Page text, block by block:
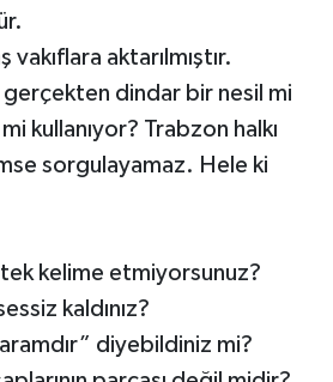
vakıflara aktarılmıştır.
gerçekten dindar bir nesil mi
kullanıyor? Trabzon halkı
sorgulayamaz. Hele ki
tek kelime etmiyorsunuz?
kaldınız?
diyebildiniz mi?